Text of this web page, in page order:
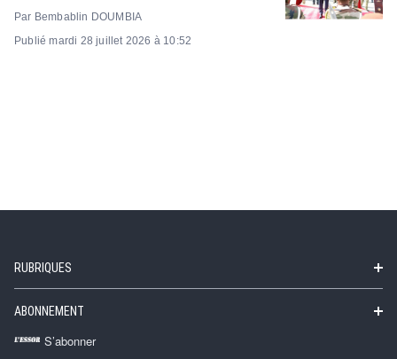
Par Bembablin DOUMBIA
Publié mardi 28 juillet 2026 à 10:52
RUBRIQUES
ABONNEMENT
S’abonner